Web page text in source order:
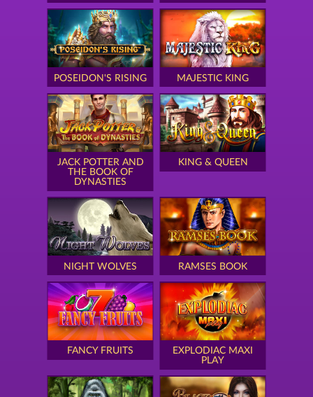
POSEIDON'S RISING MAJESTIC KING
JACK POTTER AND
THE BOOK OF
DYNASTIES
KING & QUEEN
NIGHT WOLVES RAMSES BOOK
FANCY FRUITS
EXPLODIAC MAXI
PLAY